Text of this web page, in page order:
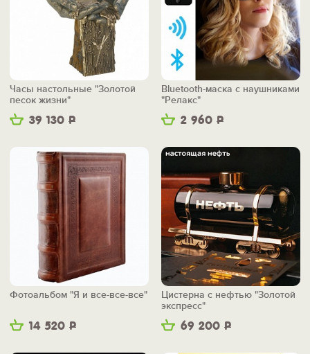
39 130 Р
Часы настольные "Золотой
песок жизни"
2 960 Р
Bluetooth-маска с наушниками
"Релакс"
14 520 Р
Фотоальбом "Я и все-все-все"
69 200 Р
Цистерна с нефтью "Золотой
экспресс"